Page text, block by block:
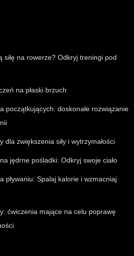
siłę na rowerze? Odkryj treningi pod
na płaski brzuch
początkujących: doskonałe rozwiązanie
dla zwiększenia siły i wytrzymałości
jędrne pośladki: Odkryj swoje ciało
pływaniu: Spalaj kalorie i wzmacniaj
ćwiczenia mające na celu poprawę